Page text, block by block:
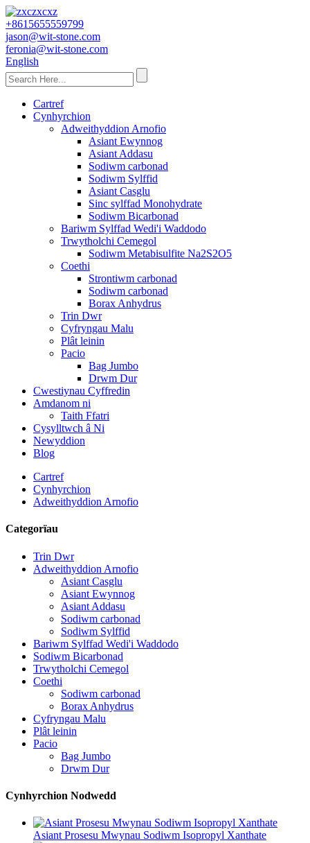
+8615655559799
jason@wit-stone.com
feronia@wit-stone.com
English
Cartref
Cynhyrchion
Adweithyddion Arnofio
Asiant Ewynnog
Asiant Addasu
Sodiwm carbonad
Sodiwm Sylffid
Asiant Casglu
Sinc sylffad Monohydrate
Sodiwm Bicarbonad
Bariwm Sylffad Wedi'i Waddodo
Trwytholchi Cemegol
Sodiwm Metabisulfite Na2S2O5
Coethi
Strontiwm carbonad
Sodiwm carbonad
Borax Anhydrus
Trin Dwr
Cyfryngau Malu
Plât leinin
Pacio
Bag Jumbo
Drwm Dur
Cwestiynau Cyffredin
Amdanom ni
Taith Ffatri
Cysylltwch â Ni
Newyddion
Blog
Cartref
Cynhyrchion
Adweithyddion Arnofio
Categorïau
Trin Dwr
Adweithyddion Arnofio
Asiant Casglu
Asiant Ewynnog
Asiant Addasu
Sodiwm carbonad
Sodiwm Sylffid
Bariwm Sylffad Wedi'i Waddodo
Sodiwm Bicarbonad
Trwytholchi Cemegol
Coethi
Sodiwm carbonad
Borax Anhydrus
Cyfryngau Malu
Plât leinin
Pacio
Bag Jumbo
Drwm Dur
Cynhyrchion Nodwedd
Asiant Prosesu Mwynau Sodiwm Isopropyl Xanthate